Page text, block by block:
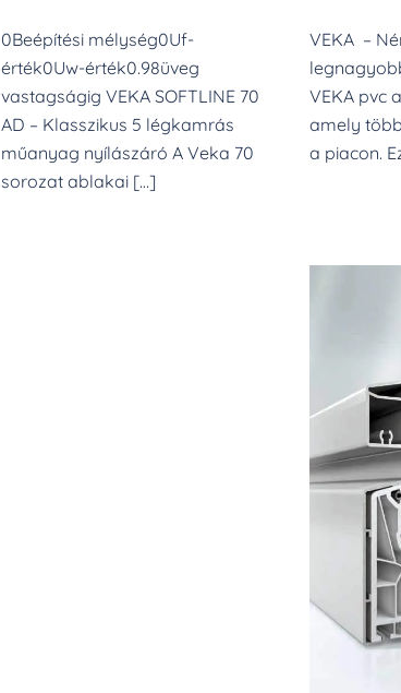
0Beépítési mélység0Uf-
érték0Uw-érték0.98üveg
vastagságig VEKA SOFTLINE 70
AD – Klasszikus 5 légkamrás
műanyag nyílászáró A Veka 70
sorozat ablakai […]
VEKA –
VEKA pvc
amely
a piacon.